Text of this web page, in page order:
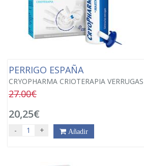
PERRIGO ESPAÑA
CRYOPHARMA CRIOTERAPIA
27.00€
20,25€
- + Añadir